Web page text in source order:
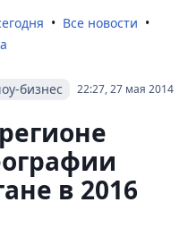
Все новости
22:27, 27 мая 2014
бизнес
в 2016